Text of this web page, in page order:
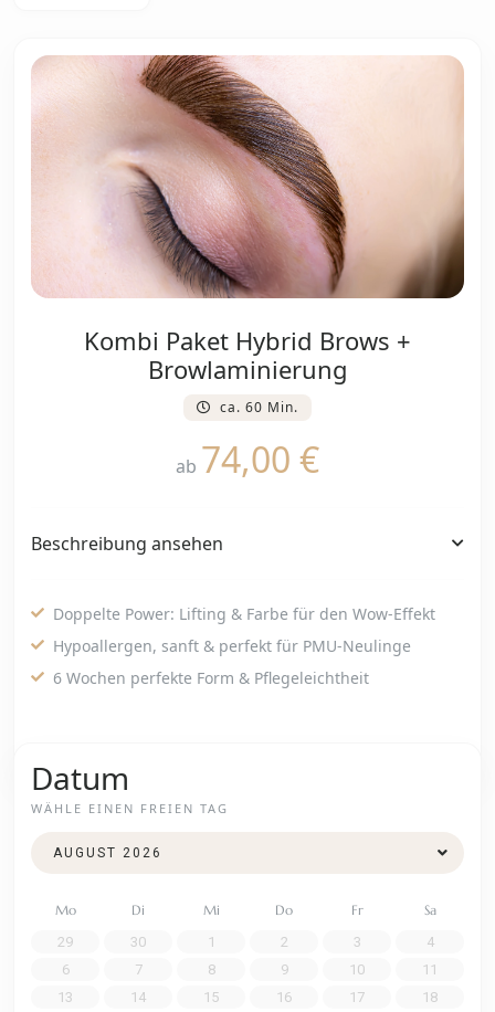
Kombi Paket Hybrid Brows +
Browlaminierung
ca. 60 Min.
ab 74,00 €
Beschreibung ansehen
Doppelte Power: Lifting & Farbe für den Wow-Effekt
Hypoallergen, sanft & perfekt für PMU-Neulinge
6 Wochen perfekte Form & Pflegeleichtheit
Datum
WÄHLE EINEN FREIEN TAG
Mo Di Mi Do Fr
Sa
29
30 1 2 3
4
6
7 8 9 10
11
13
14 15 16 17
18